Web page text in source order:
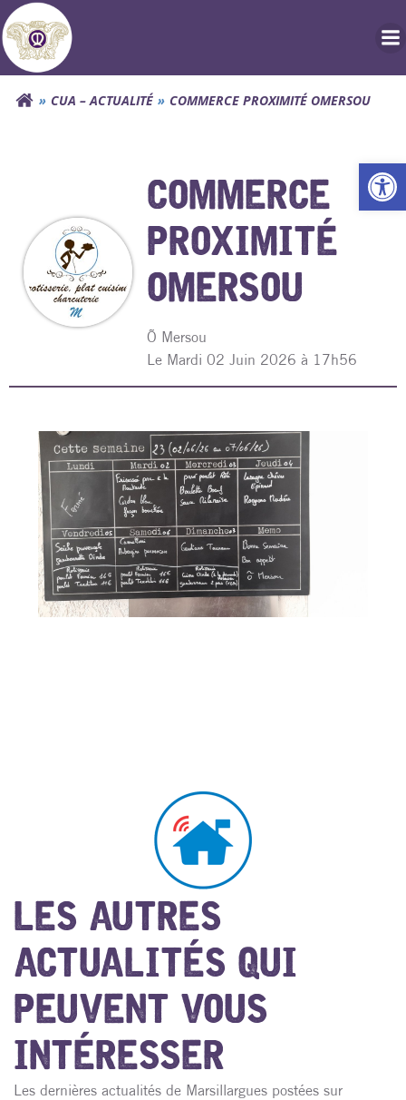
Aller
au
contenu
CUA – ACTUALITÉ COMMERCE PROXIMITÉ OMERSOU
COMMERCE
PROXIMITÉ
OMERSOU
Õ Mersou
Le Mardi 02 Juin 2026 à 17h56
LES AUTRES
ACTUALITÉS QUI
PEUVENT VOUS
INTÉRESSER
Les dernières actualités de Marsillargues postées sur